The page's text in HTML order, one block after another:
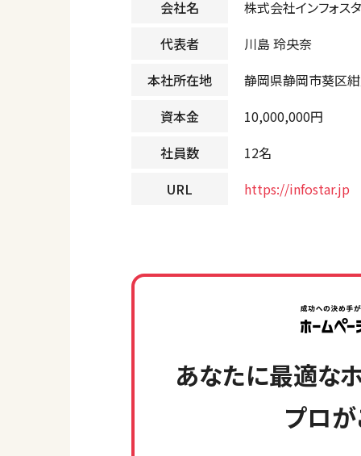
会社名
株式会社インフォス
代表者
川島 玲央奈
本社所在地
静岡県静岡市葵区
資本金
10,000,000円
社員数
12名
URL
https://infostar.jp
あなたに最適な
プロが